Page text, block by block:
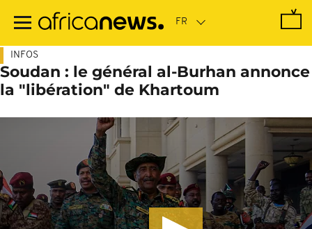
contenu
INFOS
Soudan : le général al-Burhan annonce
la "libération" de Khartoum